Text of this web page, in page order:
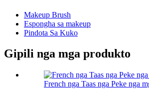
Makeup Brush
Espongha sa makeup
Pindota Sa Kuko
Gipili nga mga produkto
French nga Taas nga Peke nga